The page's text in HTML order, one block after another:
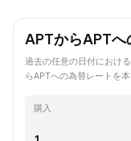
APTからAPTへ
過去の任意の日付におけ
らAPTへの為替レートを
購入